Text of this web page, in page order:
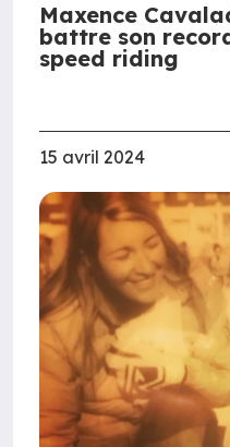
Maxence
battre son
speed riding
15 avril 2024